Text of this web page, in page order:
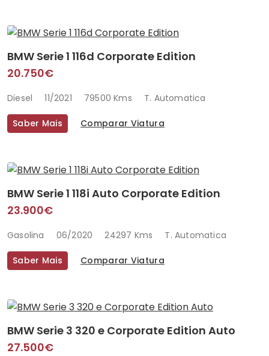
BMW Serie 1 116d Corporate Edition
20.750€
Diesel 11/2021 79500 Kms T. Automatica
Saber Mais Comparar Viatura
BMW Serie 1 118i Auto Corporate Edition
23.900€
Gasolina 06/2020 24297 Kms T. Automatica
Saber Mais Comparar Viatura
BMW Serie 3 320 e Corporate Edition Auto
27.500€